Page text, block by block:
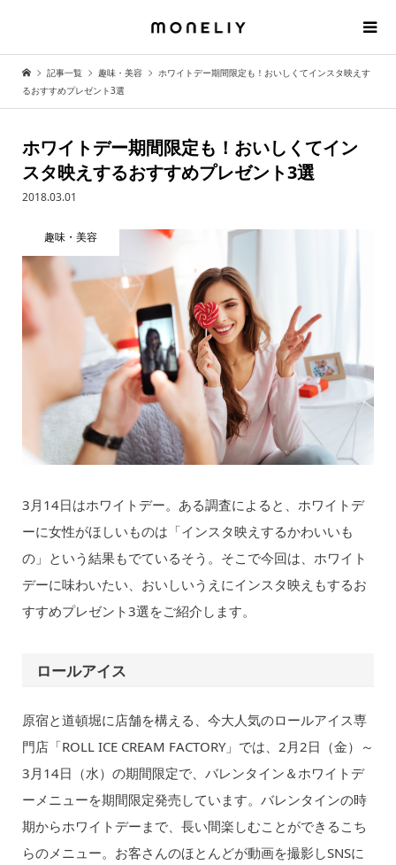
記事一覧 趣味・美容
ホワイトデー期間限定も！おいしくてインスタ映えす
るおすすめプレゼント3選
ホワイトデー期間限定も！おいしくてイン
スタ映えするおすすめプレゼント3選
2018.03.01
趣味・美容
3月14日はホワイトデー。ある調査によると、ホワイトデ
ーに女性がほしいものは「インスタ映えするかわいいも
の」という結果もでているそう。そこで今回は、ホワイト
デーに味わいたい、おいしいうえにインスタ映えもするお
すすめプレゼント3選をご紹介します。
ロールアイス
原宿と道頓堀に店舗を構える、今大人気のロールアイス専
門店「ROLL ICE CREAM FACTORY」では、2月2日（金）～
3月14日（水）の期間限定で、バレンタイン＆ホワイトデ
ーメニューを期間限定発売しています。バレンタインの時
期からホワイトデーまで、長い間楽しむことができるこち
らのメニュー。お客さんのほとんどが動画を撮影しSNSに